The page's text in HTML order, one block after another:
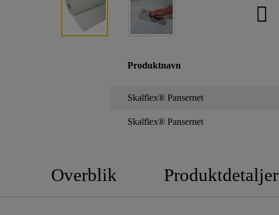
Produktnavn
Skalflex® Pansernet
Skalflex® Pansernet
Overblik Produktdetaljer